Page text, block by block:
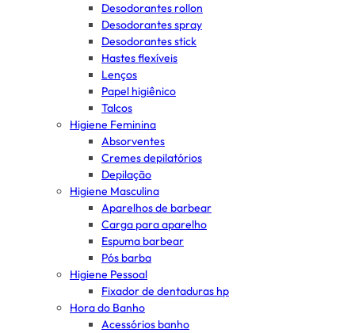
Desodorantes rollon
Desodorantes spray
Desodorantes stick
Hastes flexíveis
Lenços
Papel higiênico
Talcos
Higiene Feminina
Absorventes
Cremes depilatórios
Depilação
Higiene Masculina
Aparelhos de barbear
Carga para aparelho
Espuma barbear
Pós barba
Higiene Pessoal
Fixador de dentaduras hp
Hora do Banho
Acessórios banho